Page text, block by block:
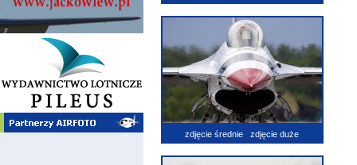
zdjęcie średnie zdjęcie duże